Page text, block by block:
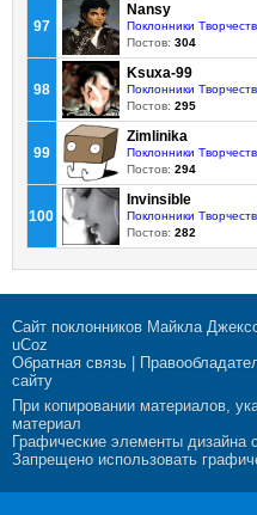
97
Nansy
Поклонники
Постов: 304
98
Ksuxa-99
Поклонники
Постов: 295
99
Zimlinika
Поклонники
Постов: 294
100
Invinsible
Поклонники
Постов: 282
Сайт поклонников Майкла
uCoz
Обратная связь
сайту
При копировании материалов,
материал
Графические элементы дизайна
Запрещено использовать